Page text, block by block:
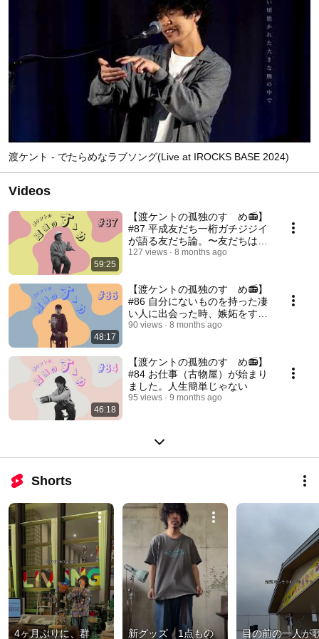
渡ケント - でたらめなラブソング(Live at IROCKS BASE 2024)
Videos
59:25
【渡ケントの孤独のすゝめ📻】
#87 平成友だち一桁ガチジジイ
が語る友だち論。〜友だちは続
けるのではなく、結果的に続く
127 views 8 months ago
48:17
【渡ケントの孤独のすゝめ📻】
#86 自分にないものを持った凄
い人に出会った時、嫉妬をする
か心から褒められるか
90 views 8 months ago
46:18
【渡ケントの孤独のすゝめ📻】
#84 お仕事（古物屋）が始まり
ました。人生簡単じゃない
95 views 9 months ago
Shorts
4ヶ月ぶりに、群 新グッズ　1点もの 目の前の一人が